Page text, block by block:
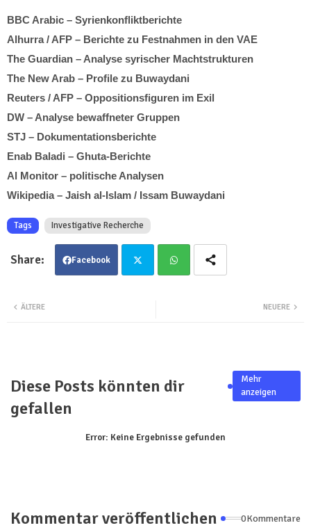
BBC Arabic – Syrienkonfliktberichte
Alhurra / AFP – Berichte zu Festnahmen in den VAE
The Guardian – Analyse syrischer Machtstrukturen
The New Arab – Profile zu Buwaydani
Reuters / AFP – Oppositionsfiguren im Exil
DW – Analyse bewaffneter Gruppen
STJ – Dokumentationsberichte
Enab Baladi – Ghuta-Berichte
Al Monitor – politische Analysen
Wikipedia – Jaish al-Islam / Issam Buwaydani
Tags Investigative Recherche
Facebook
NEUERE
ÄLTERE
Diese Posts könnten dir
gefallen
Mehr
anzeigen
Error: Keine Ergebnisse gefunden
Kommentar veröffentlichen 0Kommentare